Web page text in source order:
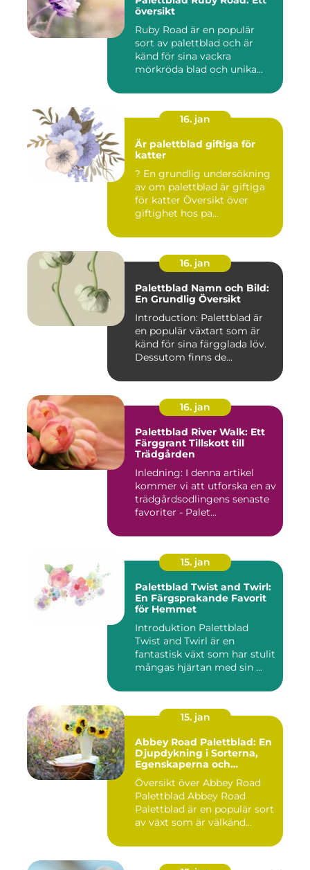
översikt
Ruby Road är en populär
sort av palettblad och är
känd för sina vackra
mörkröda blad och unika
16. jan
Är palettblad giftiga för
katter
? En grundlig undersökning
av om palettblad är giftiga
för katter Översikt över
giftighet hos pa...
16. jan
Palettblad Namn och Bild:
En Grundlig Översikt
Introduction: Palettblad är
en populär växtart som är
känd för sina färgglada löv.
Dessutom finns de...
16. jan
Palettblad River Walk: Ett
Färggrant Tillskott till
Trädgården
Inledning: I denna artikel
kommer vi att utforska en av
trädgårdsodlingens senaste
favoriter - Palet...
15. jan
Palettblad Twist and Twirl:
En Färgsprakande Favorit
för Hemmet
Introduktion Palettblad
Twist and Twirl är en
fantastisk växt som har stulit
mångas hjärtan med sin ...
15. jan
Abbey Road Palettblad: En
Djupdykning i Sorterna,
Egenskaperna och
Historien
Översikt över Abbey Road
Palettblad Abbey Road
Palettblad är en populär sort
av växt som är välkänd...